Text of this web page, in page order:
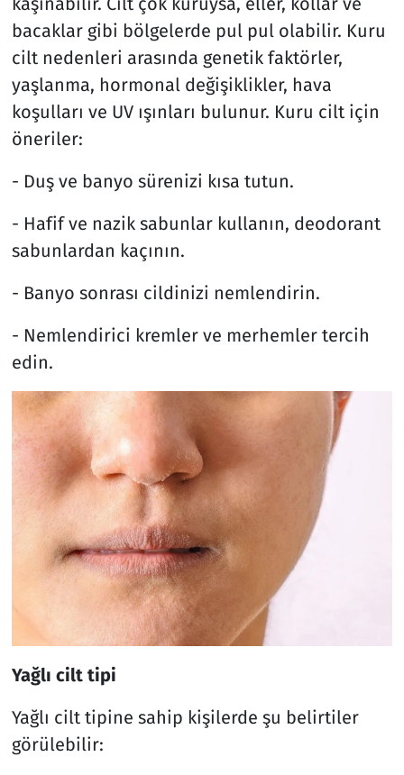
bacaklar gibi bölgelerde pul pul olabilir. Kuru
cilt nedenleri arasında genetik faktörler,
yaşlanma, hormonal değişiklikler, hava
koşulları ve UV ışınları bulunur. Kuru cilt için
öneriler:
- Duş ve banyo sürenizi kısa tutun.
- Hafif ve nazik sabunlar kullanın, deodorant
sabunlardan kaçının.
- Banyo sonrası cildinizi nemlendirin.
- Nemlendirici kremler ve merhemler tercih
edin.
Yağlı cilt tipi
Yağlı cilt tipine sahip kişilerde şu belirtiler
görülebilir: